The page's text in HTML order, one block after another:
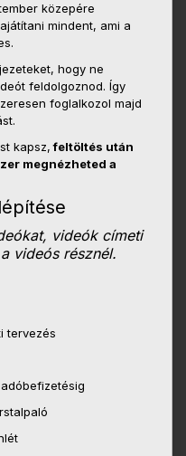
közepére
mindent, ami a
hogy ne
feldolgoznod. Így
foglalkozol majd
kapsz,feltöltés után
megnézheted a
videók címeti
videós résznél.
tervezés